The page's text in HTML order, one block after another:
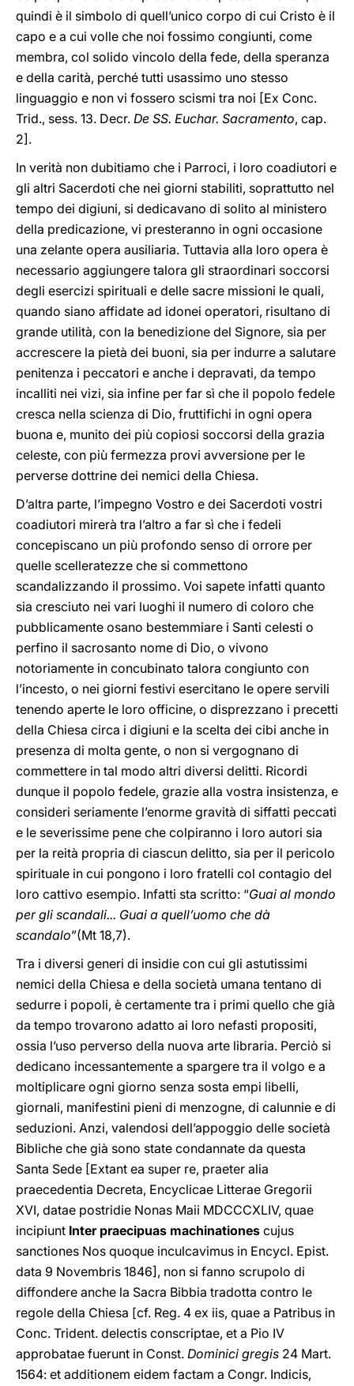
quindi è il simbolo di quell’unico corpo di cui Cristo è il
capo e a cui volle che noi fossimo congiunti, come
membra, col solido vincolo della fede, della speranza
e della carità, perché tutti usassimo uno stesso
linguaggio e non vi fossero scismi tra noi [Ex Conc.
Trid., sess. 13. Decr. De SS. Euchar. Sacramento, cap.
2].
In verità non dubitiamo che i Parroci, i loro coadiutori e
gli altri Sacerdoti che nei giorni stabiliti, soprattutto nel
tempo dei digiuni, si dedicavano di solito al ministero
della predicazione, vi presteranno in ogni occasione
una zelante opera ausiliaria. Tuttavia alla loro opera è
necessario aggiungere talora gli straordinari soccorsi
degli esercizi spirituali e delle sacre missioni le quali,
quando siano affidate ad idonei operatori, risultano di
grande utilità, con la benedizione del Signore, sia per
accrescere la pietà dei buoni, sia per indurre a salutare
penitenza i peccatori e anche i depravati, da tempo
incalliti nei vizi, sia infine per far sì che il popolo fedele
cresca nella scienza di Dio, fruttifichi in ogni opera
buona e, munito dei più copiosi soccorsi della grazia
celeste, con più fermezza provi avversione per le
perverse dottrine dei nemici della Chiesa.
D’altra parte, l’impegno Vostro e dei Sacerdoti vostri
coadiutori mirerà tra l’altro a far sì che i fedeli
concepiscano un più profondo senso di orrore per
quelle scelleratezze che si commettono
scandalizzando il prossimo. Voi sapete infatti quanto
sia cresciuto nei vari luoghi il numero di coloro che
pubblicamente osano bestemmiare i Santi celesti o
perfino il sacrosanto nome di Dio, o vivono
notoriamente in concubinato talora congiunto con
l’incesto, o nei giorni festivi esercitano le opere servili
tenendo aperte le loro officine, o disprezzano i precetti
della Chiesa circa i digiuni e la scelta dei cibi anche in
presenza di molta gente, o non si vergognano di
commettere in tal modo altri diversi delitti. Ricordi
dunque il popolo fedele, grazie alla vostra insistenza, e
consideri seriamente l’enorme gravità di siffatti peccati
e le severissime pene che colpiranno i loro autori sia
per la reità propria di ciascun delitto, sia per il pericolo
spirituale in cui pongono i loro fratelli col contagio del
loro cattivo esempio. Infatti sta scritto: “Guai al mondo
per gli scandali... Guai a quell’uomo che dà
scandalo”(Mt 18,7).
Tra i diversi generi di insidie con cui gli astutissimi
nemici della Chiesa e della società umana tentano di
sedurre i popoli, è certamente tra i primi quello che già
da tempo trovarono adatto ai loro nefasti propositi,
ossia l’uso perverso della nuova arte libraria. Perciò si
dedicano incessantemente a spargere tra il volgo e a
moltiplicare ogni giorno senza sosta empi libelli,
giornali, manifestini pieni di menzogne, di calunnie e di
seduzioni. Anzi, valendosi dell’appoggio delle società
Bibliche che già sono state condannate da questa
Santa Sede [Extant ea super re, praeter alia
praecedentia Decreta, Encyclicae Litterae Gregorii
XVI, datae postridie Nonas Maii MDCCCXLIV, quae
incipiunt Inter praecipuas machinationes cujus
sanctiones Nos quoque inculcavimus in Encycl. Epist.
data 9 Novembris 1846], non si fanno scrupolo di
diffondere anche la Sacra Bibbia tradotta contro le
regole della Chiesa [cf. Reg. 4 ex iis, quae a Patribus in
Conc. Trident. delectis conscriptae, et a Pio IV
approbatae fuerunt in Const. Dominici gregis 24 Mart.
1564: et additionem eidem factam a Congr. Indicis,